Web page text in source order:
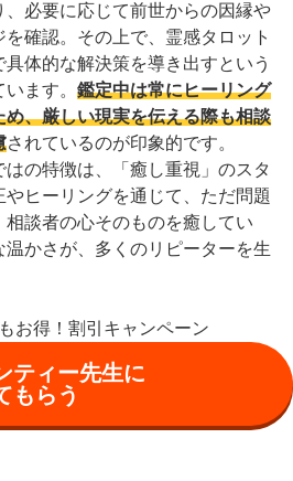
必要に応じて前世からの因縁や
確認。その上で、霊感タロット
体的な解決策を導き出すという
ます。 鑑定中は常にヒーリング
、厳しい現実を伝える際も相談
されているのが印象的です。
の特徴は、「癒し重視」のスタ
ヒーリングを通じて、ただ問題
談者の心そのものを癒してい
温かさが、多くのリピーターを生
お得！割引キャンペーン
ティー先生に
もらう